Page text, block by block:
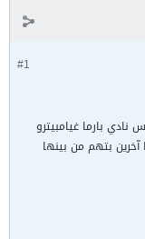
#1
نادي بارما غيامبيترو
ضائقة مالية شديدة و21 شخصا آخرين بتهم من بينها